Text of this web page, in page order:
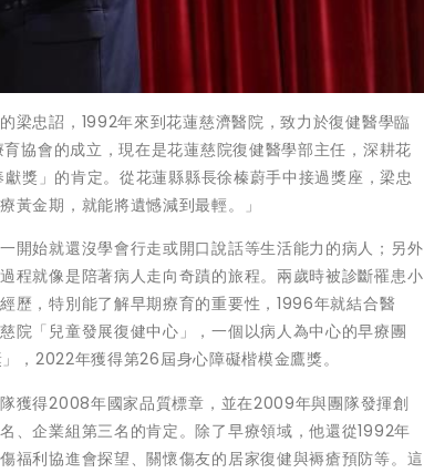
梁忠詔，1992年來到花蓮慈濟醫院，致力於復健醫學臨
協會的成立，現在是花蓮慈院復健醫學部主任，深耕花
獎」的肯定。從花蓮縣縣長徐榛蔚手中接過獎座，梁忠
黃金期，就能將遺憾減到最輕。」
開始就還沒學會行走或開口說話等生活能力的病人；另外
程就像是陪著病人走向奇蹟的旅程。兩歲時被診斷罹患小
歷，特別能了解早期療育的重要性，1996年就結合醫
院「兒童發展復健中心」，一個以病人為中心的早療團
，2022年獲得第26屆身心障礙楷模金鷹獎。
獲得2008年國家品質標章，並在2009年與團隊發揮創
、企業組第三名的肯定。除了早療領域，他還從1992年
福利協進會探望、關懷傷友的居家復健與褥瘡預防等。這